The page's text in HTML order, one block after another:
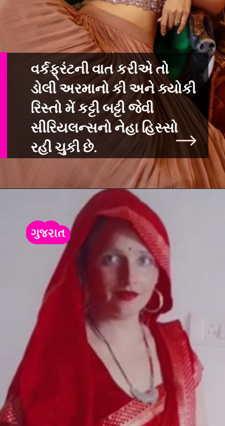
વર્કફ્રંટની વાત કરીએ તો
ડોલી અરમાનો કી અને ક્યોકી
રિસ્તો મેં કટ્ટી બટ્ટી જેવી
સીરિયલન્સનો નેહા હિસ્સો